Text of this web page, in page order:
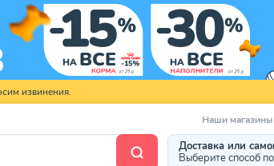
извинения.
Наши магазины
Доставка или
Выберите способ